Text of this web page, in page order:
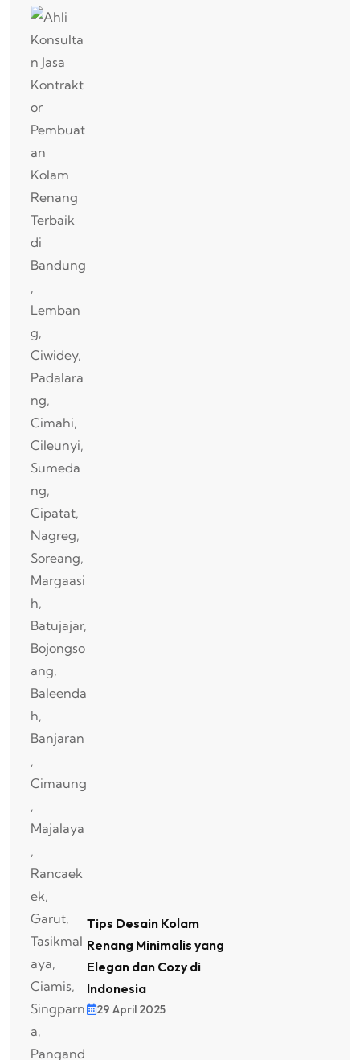
Tips Desain Kolam
Renang Minimalis yang
Elegan dan Cozy di
Indonesia
29 April 2025